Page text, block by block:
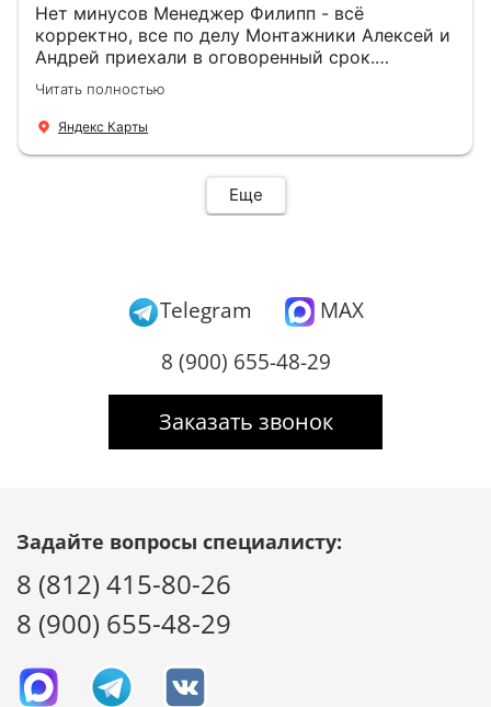
Нет минусов Менеджер Филипп - всё
корректно, все по делу Монтажники Алексей и
Андрей приехали в оговоренный срок.
Демонтировали старую дверь и установили
новую буквально за час Быстро и качественно
+ нормальные цены Всем большое спасибо
Читать полностью
Яндекс Карты
Еще
Telegram
MAX
8 (900) 655-48-29
Заказать звонок
Задайте вопросы специалисту:
8 (812) 415-80-26
8 (900) 655-48-29